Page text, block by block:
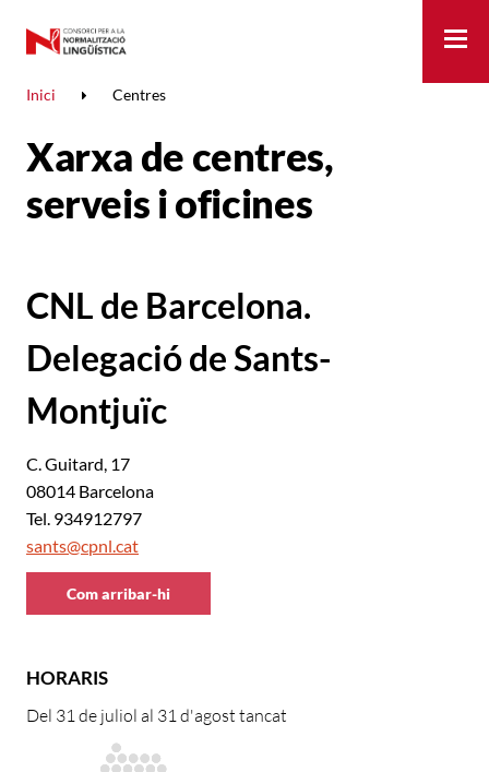
Inici Centres
Xarxa de centres,
serveis i oficines
CNL de Barcelona.
Delegació de Sants-
Montjuïc
C. Guitard, 17
08014 Barcelona
Tel. 934912797
sants@cpnl.cat
Com arribar-hi
HORARIS
Del 31 de juliol al 31 d'agost tancat